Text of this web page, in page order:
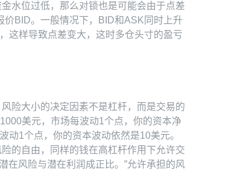
水位过低，那么对锁也是可能会由于点差
BID。一般情况下，BID和ASK同时上升
这样导致点差变大，这时多仓头寸的盈亏
险大小的决定因素不是杠杆，而是交易的
美元，市场每波动1个点，你的资本净
1个点，你的资本波动依然是10美元。
的自由，同样的钱在高杠杆作用下允许交
在风险与潜在利润成正比。”允许承担的风